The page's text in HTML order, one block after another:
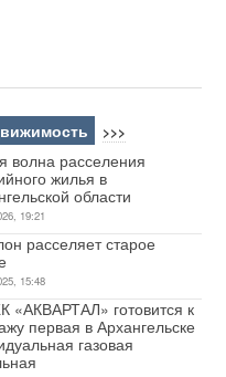
>>>
волна расселения
жилья в
области
19:21
расселяет старое
15:48
«АКВАРТАЛ» готовится к
первая в Архангельске
газовая